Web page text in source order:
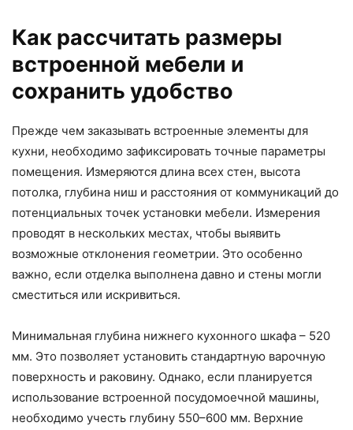
Как рассчитать размеры
встроенной мебели и
сохранить удобство
Прежде чем заказывать встроенные элементы для
кухни, необходимо зафиксировать точные параметры
помещения. Измеряются длина всех стен, высота
потолка, глубина ниш и расстояния от коммуникаций до
потенциальных точек установки мебели. Измерения
проводят в нескольких местах, чтобы выявить
возможные отклонения геометрии. Это особенно
важно, если отделка выполнена давно и стены могли
сместиться или искривиться.
Минимальная глубина нижнего кухонного шкафа – 520
мм. Это позволяет установить стандартную варочную
поверхность и раковину. Однако, если планируется
использование встроенной посудомоечной машины,
необходимо учесть глубину 550–600 мм. Верхние